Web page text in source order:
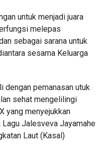
untuk menjadi juara
melepas
sebagai sarana untuk
sesama Keluarga
dengan pemanasan utuk
sehat mengelilingi
yang menyejukkan
Lagu Jalesveva Jayamahe
Laut (Kasal)